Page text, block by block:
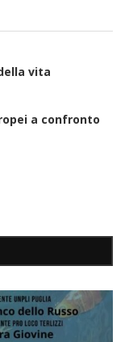
vita
a confronto